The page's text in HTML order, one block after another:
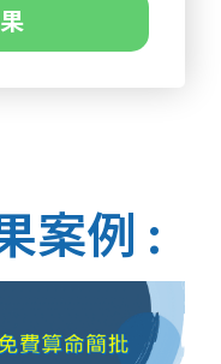
案例 :